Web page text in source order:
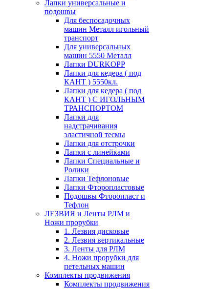
Лапки универсальные и
подошвы
Для беспосадочных
машин Металл игольный
транспорт
Для универсальных
машин 5550 Металл
Лапки DURKOPP
Лапки для кедера ( под
КАНТ ) 5550кл.
Лапки для кедера ( под
КАНТ ) С ИГОЛЬНЫМ
ТРАНСПОРТОМ
Лапки для
надстрачивания
эластичной тесмы
Лапки для отстрочки
Лапки с линейками
Лапки Специальные и
Ролики
Лапки Тефлоновые
Лапки Фторопластовые
Подошвы Фторопласт и
Тефлон
ЛЕЗВИЯ и Ленты РЛМ и
Ножи прорубки
1. Лезвия дисковые
2. Лезвия вертикальные
3. Ленты для РЛМ
4. Ножи прорубки для
петельных машин
Комплекты продвижения
Комплекты продвижения